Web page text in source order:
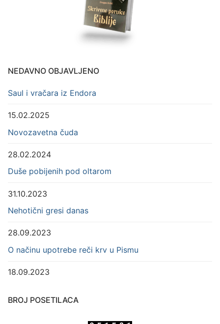
NEDAVNO OBJAVLJENO
Saul i vračara iz Endora
15.02.2025
Novozavetna čuda
28.02.2024
Duše pobijenih pod oltarom
31.10.2023
Nehotični gresi danas
28.09.2023
O načinu upotrebe reči krv u Pismu
18.09.2023
BROJ POSETILACA